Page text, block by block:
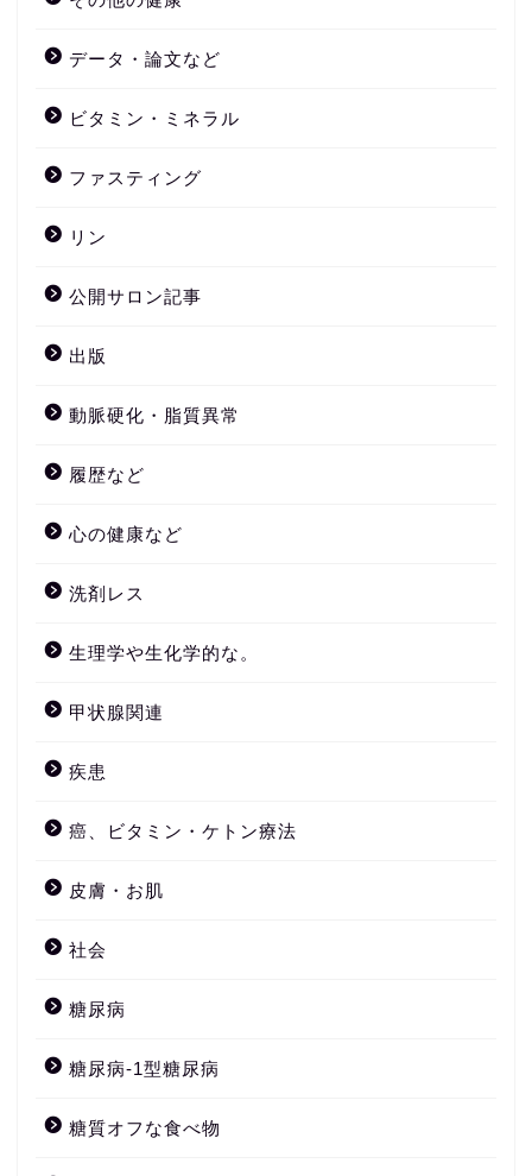
データ・論文など
ビタミン・ミネラル
ファスティング
リン
公開サロン記事
出版
動脈硬化・脂質異常
履歴など
心の健康など
洗剤レス
生理学や生化学的な。
甲状腺関連
疾患
癌、ビタミン・ケトン療法
皮膚・お肌
社会
糖尿病
糖尿病-1型糖尿病
糖質オフな食べ物